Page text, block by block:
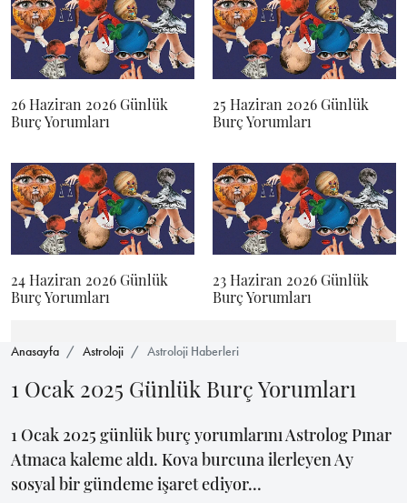
26 Haziran 2026 Günlük
Burç Yorumları
25 Haziran 2026 Günlük
Burç Yorumları
24 Haziran 2026 Günlük
Burç Yorumları
23 Haziran 2026 Günlük
Burç Yorumları
Anasayfa Astroloji Astroloji Haberleri
1 Ocak 2025 Günlük Burç Yorumları
1 Ocak 2025 günlük burç yorumlarını Astrolog Pınar
Atmaca kaleme aldı. Kova burcuna ilerleyen Ay
sosyal bir gündeme işaret ediyor...